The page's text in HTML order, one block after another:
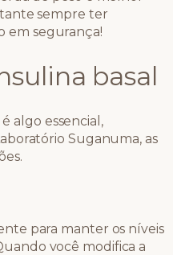
sempre ter
em segurança!
basal
algo essencial,
Suganuma, as
para manter os níveis
você modifica a